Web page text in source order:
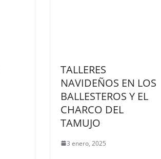
TALLERES
NAVIDEÑOS EN LOS
BALLESTEROS Y EL
CHARCO DEL
TAMUJO
3 enero, 2025